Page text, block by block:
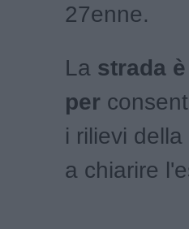
27enne.
La strada
per
i rilievi
a chiarire